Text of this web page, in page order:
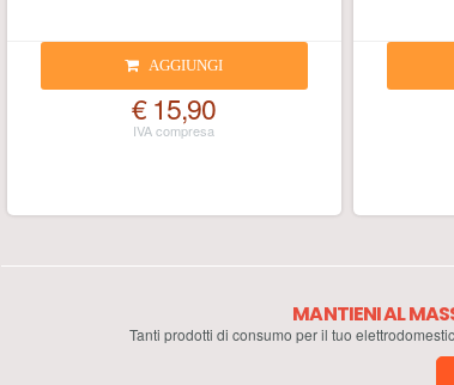
AGGIUNGI
€ 15,90
MANTIENI AL
Tanti prodotti di consumo per il tuo